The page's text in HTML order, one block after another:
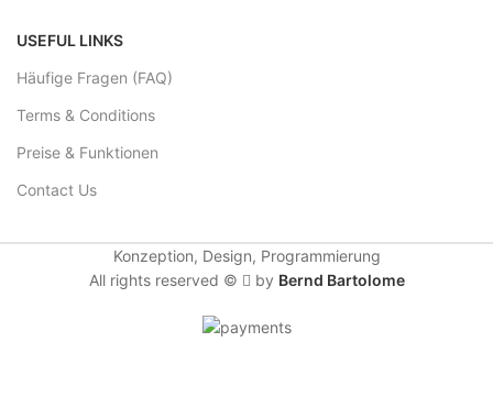
USEFUL LINKS
Häufige Fragen (FAQ)
Terms & Conditions
Preise & Funktionen
Contact Us
Konzeption, Design, Programmierung
All rights reserved ©
by Bernd Bartolome